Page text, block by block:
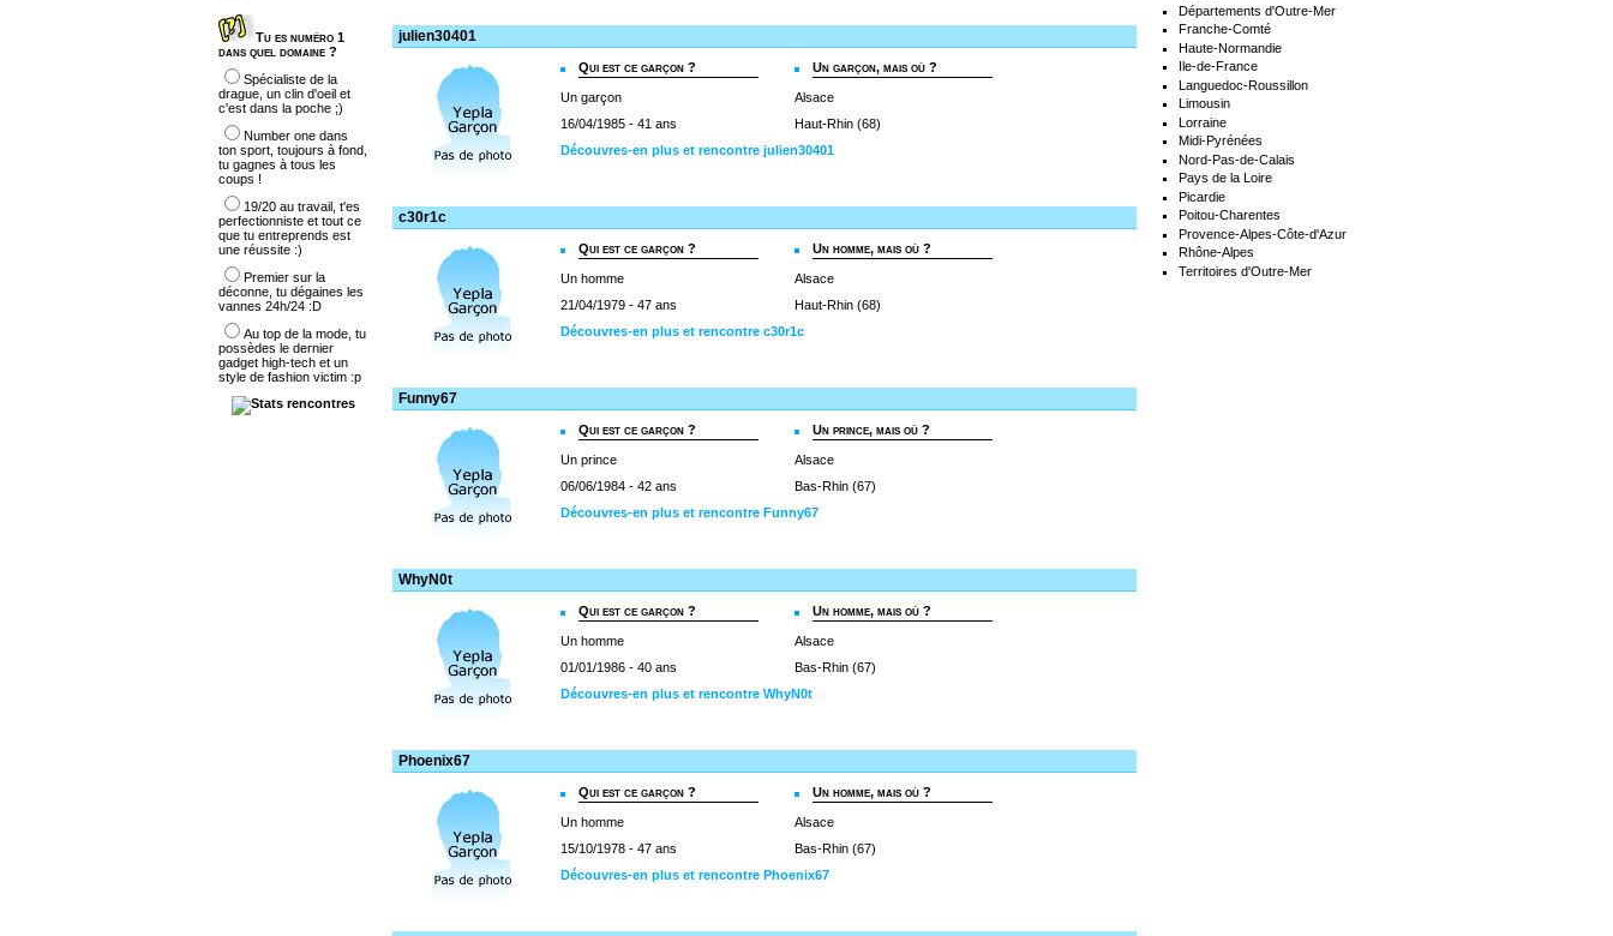
julien30401
Qui est ce garçon ?
Un garçon
16/04/1985 - 41 ans
Un garçon, mais où ?
Alsace
Haut-Rhin (68)
Découvres-en plus et rencontre julien30401
c30r1c
Qui est ce garçon ?
Un homme
21/04/1979 - 47 ans
Un homme, mais où ?
Alsace
Haut-Rhin (68)
Découvres-en plus et rencontre c30r1c
Funny67
Qui est ce garçon ?
Un prince
06/06/1984 - 42 ans
Un prince, mais où ?
Alsace
Bas-Rhin (67)
Découvres-en plus et rencontre Funny67
WhyN0t
Qui est ce garçon ?
Un homme
01/01/1986 - 40 ans
Un homme, mais où ?
Alsace
Bas-Rhin (67)
Découvres-en plus et rencontre WhyN0t
Phoenix67
Qui est ce garçon ?
Un homme
15/10/1978 - 47 ans
Un homme, mais où ?
Alsace
Bas-Rhin (67)
Découvres-en plus et rencontre Phoenix67
Départements d'Outre-Mer
Franche-Comté
Haute-Normandie
Ile-de-France
Languedoc-Roussillon
Limousin
Lorraine
Midi-Pyrénées
Nord-Pas-de-Calais
Pays de la Loire
Picardie
Poitou-Charentes
Provence-Alpes-Côte-d'Azur
Rhône-Alpes
Territoires d'Outre-Mer
Tu es numéro 1
dans quel domaine ?
Spécialiste de la
drague, un clin d'oeil et
c'est dans la poche ;)
Number one dans
ton sport, toujours à fond,
tu gagnes à tous les
coups !
19/20 au travail, t'es
perfectionniste et tout ce
que tu entreprends est
une réussite :)
Premier sur la
déconne, tu dégaines les
vannes 24h/24 :D
Au top de la mode, tu
possèdes le dernier
gadget high-tech et un
style de fashion victim :p